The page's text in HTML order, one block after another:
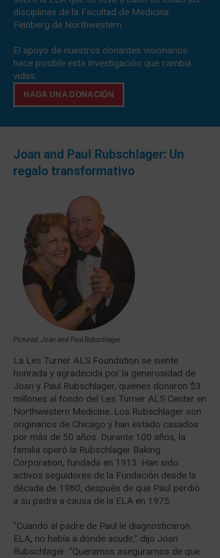
disciplinas de la Facultad de Medicina
Feinberg de Northwestern.
El apoyo de nuestros donantes visionarios
hace posible esta investigación que cambia
vidas.
HAGA UNA DONACIÓN
Joan and Paul Rubschlager: Un
regalo transformativo
Pictured: Joan and Paul Rubschlager
La Les Turner ALS Foundation se siente
honrada y agradecida por la generosidad de
Joan y Paul Rubschlager, quienes donaron $3
millones al fondo del Les Turner ALS Center en
Northwestern Medicine. Los Rubschlager son
originarios de Chicago y han estado casados
por más de 50 años. Durante 100 años, la
familia operó la Rubschlager Baking
Corporation, fundada en 1913. Han sido
activos seguidores de la Fundación desde la
década de 1980, después de que Paul perdió
a su padre a causa de la ELA en 1975.
“Cuando al padre de Paul le diagnosticaron
ELA, no había a dónde acudir,” dijo Joan
Rubschlager. “Queremos asegurarnos de que